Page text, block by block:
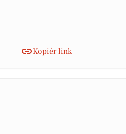
Kopiér link